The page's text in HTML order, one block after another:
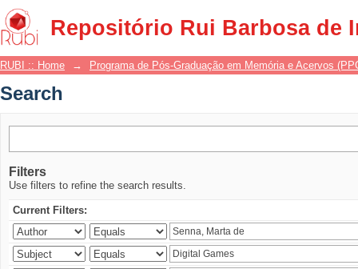
Repositório Rui Barbosa de
Search
RUBI :: Home → Programa de Pós-Graduação em Memória e Acervos
Search
Filters
Use filters to refine the search results.
Current Filters: